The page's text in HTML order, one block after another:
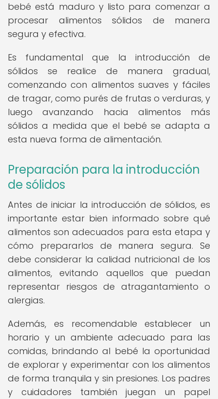
bebé está maduro y listo para comenzar a
procesar alimentos sólidos de manera
segura y efectiva.
Es fundamental que la introducción de
sólidos se realice de manera gradual,
comenzando con alimentos suaves y fáciles
de tragar, como purés de frutas o verduras, y
luego avanzando hacia alimentos más
sólidos a medida que el bebé se adapta a
esta nueva forma de alimentación.
Preparación para la introducción
de sólidos
Antes de iniciar la introducción de sólidos, es
importante estar bien informado sobre qué
alimentos son adecuados para esta etapa y
cómo prepararlos de manera segura. Se
debe considerar la calidad nutricional de los
alimentos, evitando aquellos que puedan
representar riesgos de atragantamiento o
alergias.
Además, es recomendable establecer un
horario y un ambiente adecuado para las
comidas, brindando al bebé la oportunidad
de explorar y experimentar con los alimentos
de forma tranquila y sin presiones. Los padres
y cuidadores también juegan un papel